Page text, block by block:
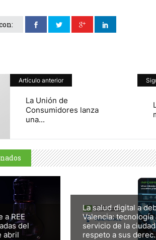
Artículo anterior
La Unión de
Consumidores lanza
una...
a REE
del
abril
La salud digital a
Valencia: tecnología
servicio de la
respeto a sus